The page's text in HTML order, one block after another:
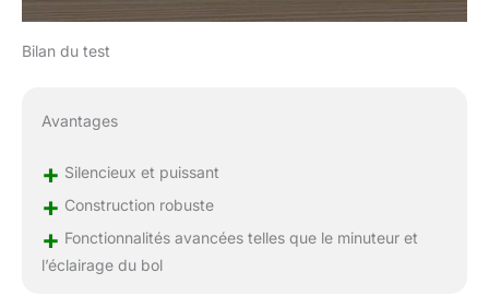
accessoires
Bilan du test
Avantages
+ Silencieux et puissant
+ Construction robuste
+ Fonctionnalités avancées telles que le minuteur et
l’éclairage du bol